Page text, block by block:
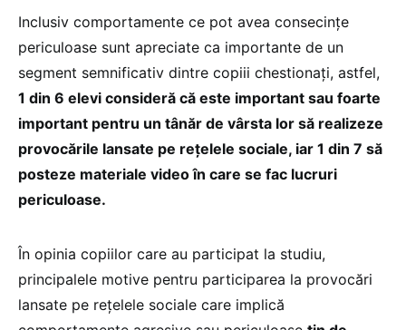
Inclusiv comportamente ce pot avea consecinţe
periculoase sunt apreciate ca importante de un
segment semnificativ dintre copiii chestionați, astfel,
1 din 6 elevi consideră că este important sau foarte
important pentru un tânăr de vârsta lor să realizeze
provocările lansate pe reţelele sociale, iar 1 din 7 să
posteze materiale video în care se fac lucruri
periculoase.
În opinia copiilor care au participat la studiu,
principalele motive pentru participarea la provocări
lansate pe reţelele sociale care implică